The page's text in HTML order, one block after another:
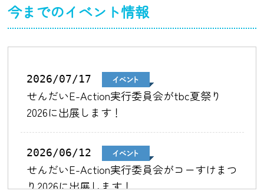
今までのイベント情報
2026/07/17
せんだいE-Action実行委員会がtbc夏祭り
2026に出展します！
2026/06/12
せんだいE-Action実行委員会がコーすけまつ
り2026に出展します！